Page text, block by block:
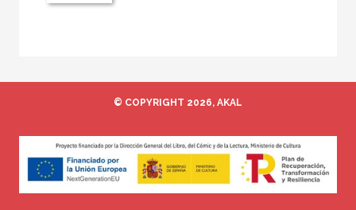
© COPYRIGHT 2026, AKAL